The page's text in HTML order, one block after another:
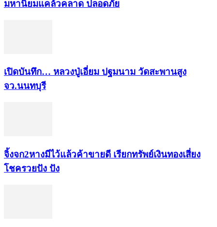
มหา​นิยม​แคล้วคลาด​ ปลอดภัย​
เปิดบันทึก… หลวงปู่เอี่ยม ​ปฐม​นาม​ วัดสะพานสูง​
จว.นนทบุรี
จิ้งจก​2​หาง​มีไว้แล้ว​ค้าขาย​ดี​ เรียก​ทรัพย์เงินทอง​เสี่ยง
โชค​รวยปัง​ ปัง​